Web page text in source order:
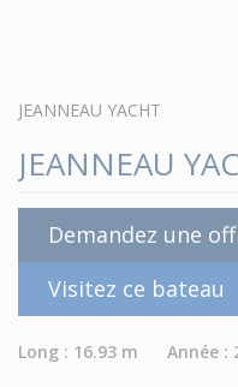
JEANNEAU YACHT
JEANNEAU
Demandez une
Visitez ce bateau
Long : 16.93 m Année :